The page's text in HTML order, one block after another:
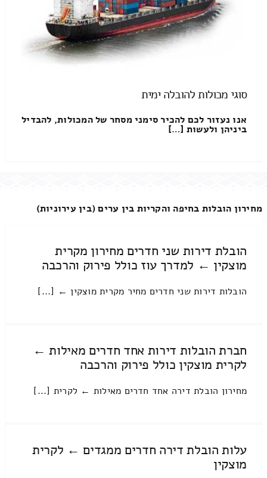
סוגי מכולות להובלה ימית
אנו נעזור לכם להכיר סימני מסחר של המכולות, להבדיל
ביניהן ולעשות […]
מחירון הובלות בחיפה והקריות בין ערים (בין עירוניות)
הובלת דירות שני חדרים מחירון מקרית
מוצקין ← למדרך עוז כולל פירוק והרכבה
הובלות דירות שני חדרים מחיר מקרית מוצקין ← [...]
חברת הובלות דירות אחד חדרים מאילות ←
לקרית מוצקין כולל פירוק והרכבה
מחירון הובלת דירה אחד חדרים מאילות ← לקרית [...]
עלות הובלת דירה חדרים ממגדים ← לקרית
מוצקין